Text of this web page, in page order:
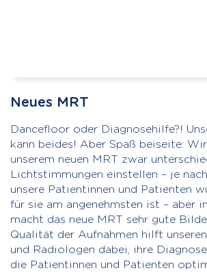
Neues MRT
Dancefloor oder Diagnosehilfe?!
kann beides! Aber Spaß beiseite:
unserem neuen MRT zwar
Lichtstimmungen einstellen – je
unsere Patientinnen und Patienten
für sie am angenehmsten ist – aber
macht das neue MRT sehr gute
Qualität der Aufnahmen hilft
und Radiologen dabei, ihre
die Patientinnen und Patienten